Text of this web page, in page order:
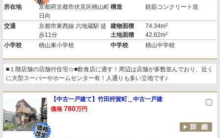
所在地
京都府京都市伏見区桃山町
日向
構造 鉄筋コンクリート造
交通
京都市東西線 六地蔵駅 徒
歩11分
建物面積
土地面積
74.34m2
42.82m2
小学校 桃山東小学校 中学校 桃山中学校
■１階店舗の店舗付住宅☆■飲食店に適す！周辺は店舗が多数並んでおり、近く
に大型スーパーやホームセンター有！人通りも多い立地です♪
【中古一戸建て】竹田狩賀町＿中古一戸建
価格 780万円